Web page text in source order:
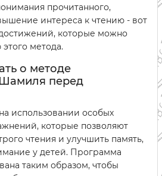
прочитанного,
интереса к чтению - вот
которые можно
метода.
о методе
перед
использовании особых
которые позволяют
чтения и улучшить память,
у детей. Программа
таким образом, чтобы